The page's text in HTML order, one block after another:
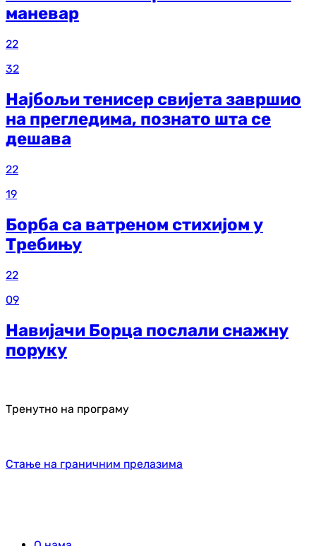
маневар
22
32
Најбољи тенисер свијета завршио
на прегледима, познато шта се
дешава
22
19
Борба са ватреном стихијом у
Требињу
22
09
Навијачи Борца послали снажну
поруку
Тренутно на програму
Стање на граничним прелазима